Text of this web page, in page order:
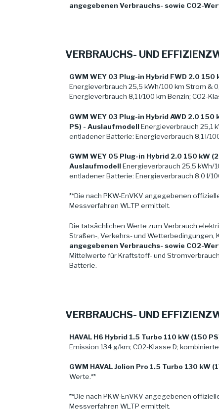
angegebenen Verbrauchs- sowie CO2-
VERBRAUCHS- UND
GWM WEY 03 Plug-in Hybrid FWD 2.0
Energieverbrauch 25,5 kWh/100 km Strom &
Energieverbrauch 8,1 l/100 km Benzin; CO2-
GWM WEY 03 Plug-in Hybrid AWD 2.0
PS) - AuslaufmodellEnergieverbrauch 25,1
entladener Batterie: Energieverbrauch 8,1 l/
GWM WEY 05 Plug-in Hybrid 2.0 150 kW
AuslaufmodellEnergieverbrauch 25,5 kWh/
entladener Batterie: Energieverbrauch 8,0 l/
**Die nach PKW-EnVKV angegebenen
Messverfahren WLTP ermittelt.
Die tatsächlichen Werte zum Verbrauch
Straßen-, Verkehrs- und Wetterbedingungen,
angegebenen Verbrauchs- sowie CO2-
Mittelwerte für Kraftstoff- und
Batterie.
VERBRAUCHS- UND
HAVAL H6 Hybrid 1.5 Turbo 110 kW (150
Emission 134 g/km; CO2-Klasse D;
GWM HAVAL Jolion Pro 1.5 Turbo 130 kW
Werte.**
**Die nach PKW-EnVKV angegebenen
Messverfahren WLTP ermittelt.